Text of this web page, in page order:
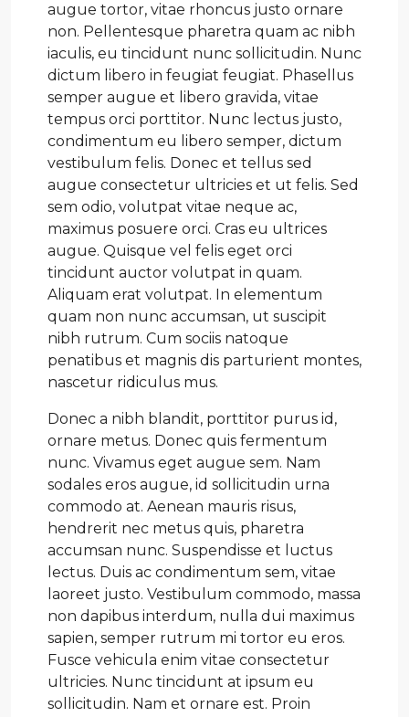
augue tortor, vitae rhoncus justo ornare
non. Pellentesque pharetra quam ac nibh
iaculis, eu tincidunt nunc sollicitudin. Nunc
dictum libero in feugiat feugiat. Phasellus
semper augue et libero gravida, vitae
tempus orci porttitor. Nunc lectus justo,
condimentum eu libero semper, dictum
vestibulum felis. Donec et tellus sed
augue consectetur ultricies et ut felis. Sed
sem odio, volutpat vitae neque ac,
maximus posuere orci. Cras eu ultrices
augue. Quisque vel felis eget orci
tincidunt auctor volutpat in quam.
Aliquam erat volutpat. In elementum
quam non nunc accumsan, ut suscipit
nibh rutrum. Cum sociis natoque
penatibus et magnis dis parturient montes,
nascetur ridiculus mus.
Donec a nibh blandit, porttitor purus id,
ornare metus. Donec quis fermentum
nunc. Vivamus eget augue sem. Nam
sodales eros augue, id sollicitudin urna
commodo at. Aenean mauris risus,
hendrerit nec metus quis, pharetra
accumsan nunc. Suspendisse et luctus
lectus. Duis ac condimentum sem, vitae
laoreet justo. Vestibulum commodo, massa
non dapibus interdum, nulla dui maximus
sapien, semper rutrum mi tortor eu eros.
Fusce vehicula enim vitae consectetur
ultricies. Nunc tincidunt at ipsum eu
sollicitudin. Nam et ornare est. Proin